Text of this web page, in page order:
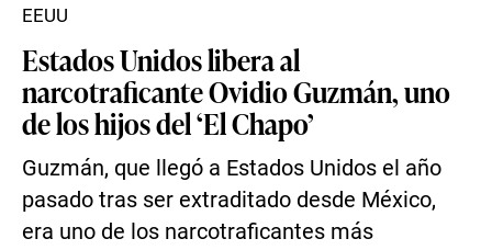
Estados Unidos libera al
narcotraficante Ovidio Guzmán, uno
de los hijos del ‘El Chapo’
Guzmán, que llegó a Estados Unidos el año
pasado tras ser extraditado desde México,
era uno de los narcotraficantes más
EEUU